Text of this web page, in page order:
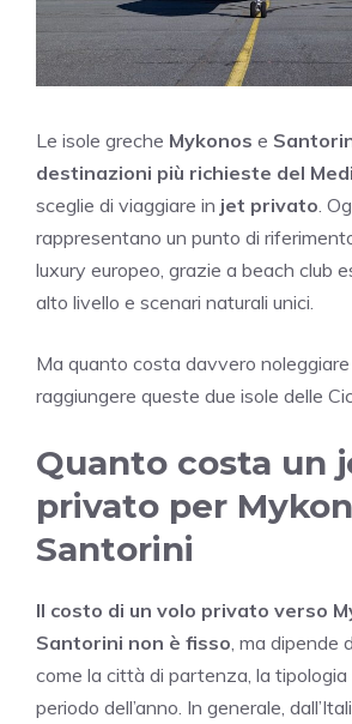
Le isole greche Mykonos e
destinazioni più richieste del
sceglie di viaggiare in jet privato .
rappresentano un punto di
luxury europeo, grazie a beach club
alto livello e scenari naturali unici.
Ma quanto costa davvero
raggiungere queste due isole delle
Quanto costa un
privato per
Santorini
Il costo di un volo privato verso
Santorini non è fisso , ma
come la città di partenza, la tipologia
periodo dell’anno. In generale,